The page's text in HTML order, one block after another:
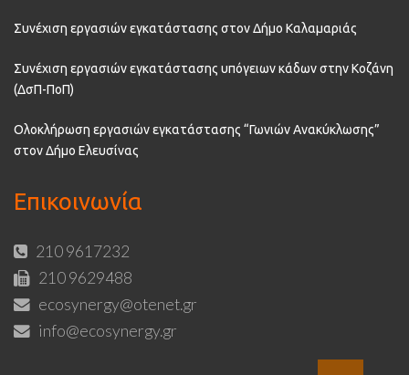
Συνέχιση εργασιών εγκατάστασης στον Δήμο Καλαμαριάς
Συνέχιση εργασιών εγκατάστασης υπόγειων κάδων στην Κοζάνη
(ΔσΠ-ΠοΠ)
Ολοκλήρωση εργασιών εγκατάστασης “Γωνιών Ανακύκλωσης”
στον Δήμο Ελευσίνας
Επικοινωνία
210 9617232
210 9629488
ecosynergy@otenet.gr
info@ecosynergy.gr